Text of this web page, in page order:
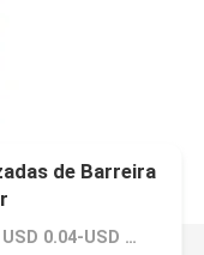
de Barreira
Preço：USD 0.04-USD 0.1